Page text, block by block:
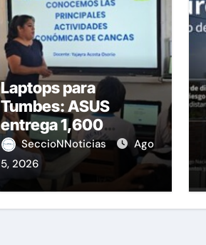
Laptops para
Tumbes: ASUS
entrega 1,600
equipos educativos
SeccioNNoticias
Ago
5, 2026